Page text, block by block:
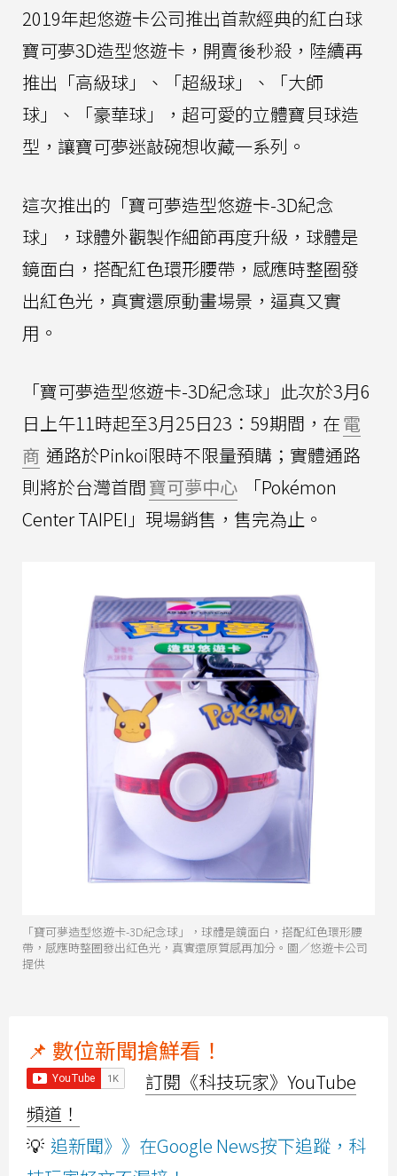
2019年起悠遊卡公司推出首款經典的紅白球
寶可夢3D造型悠遊卡，開賣後秒殺，陸續再
推出「高級球」、「超級球」、「大師
球」、「豪華球」，超可愛的立體寶貝球造
型，讓寶可夢迷敲碗想收藏一系列。
這次推出的「寶可夢造型悠遊卡-3D紀念
球」，球體外觀製作細節再度升級，球體是
鏡面白，搭配紅色環形腰帶，感應時整圈發
出紅色光，真實還原動畫場景，逼真又實
用。
「寶可夢造型悠遊卡-3D紀念球」此次於3月6
日上午11時起至3月25日23：59期間，在電
商 通路於Pinkoi限時不限量預購；實體通路
則將於台灣首間寶可夢中心
「Pokémon
Center TAIPEI」現場銷售，售完為止。
「寶可夢造型悠遊卡-3D紀念球」，球體是鏡面白，搭配紅色環形腰
帶，感應時整圈發出紅色光，真實還原質感再加分。圖／悠遊卡公司
提供
📌 數位新聞搶鮮看！
訂閱《科技玩家》YouTube
頻道！
💡 追新聞》》在Google News按下追蹤，科